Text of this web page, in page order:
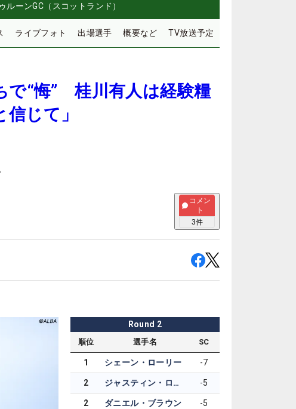
ルーンGC（スコットランド）
ライブフォト 出場選手 概要など TV放送予定
で“悔” 桂川有人は経験糧
じて」
コメン
ト
3件
Round 2
順位 選手名 SC
1 シェーン・ローリー -7
2 ジャスティン・ローズ -5
2 ダニエル・ブラウン -5